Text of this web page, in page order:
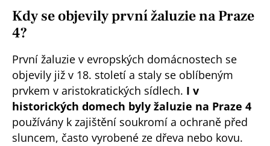
Kdy se objevily první žaluzie na Praze
4?
První žaluzie v evropských domácnostech se
objevily již v 18. století a staly se oblíbeným
prvkem v aristokratických sídlech. I v
historických domech byly žaluzie na Praze 4
používány k zajištění soukromí a ochraně před
sluncem, často vyrobené ze dřeva nebo kovu.